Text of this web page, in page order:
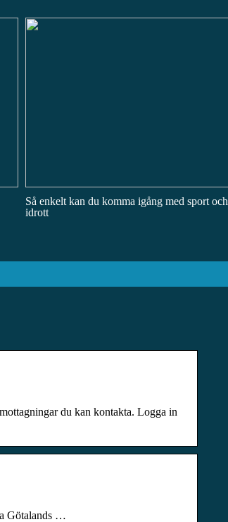
Så enkelt kan du komma igång med sport och
idrott
du kan kontakta. Logga in
Götalands …